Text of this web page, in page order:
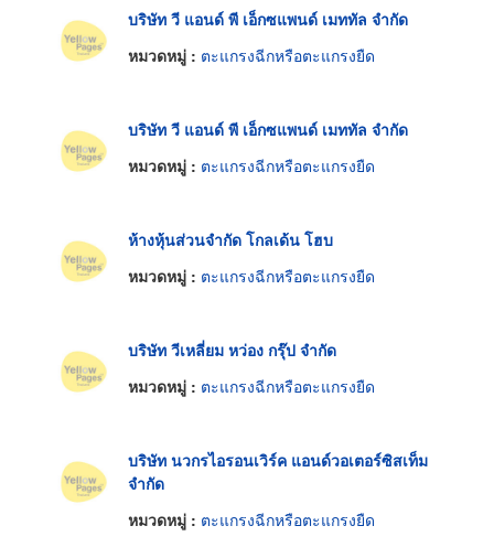
บริษัท วี แอนด์ พี เอ็กซแพนด์ เมททัล จำกัด
หมวดหมู่ : ตะแกรงฉีกหรือตะแกรงยืด
บริษัท วี แอนด์ พี เอ็กซแพนด์ เมททัล จำกัด
หมวดหมู่ : ตะแกรงฉีกหรือตะแกรงยืด
ห้างหุ้นส่วนจำกัด โกลเด้น โฮบ
หมวดหมู่ : ตะแกรงฉีกหรือตะแกรงยืด
บริษัท วีเหลี่ยม หว่อง กรุ๊ป จำกัด
หมวดหมู่ : ตะแกรงฉีกหรือตะแกรงยืด
บริษัท นวกรไอรอนเวิร์ค แอนด์วอเตอร์ซิสเท็ม
จำกัด
หมวดหมู่ : ตะแกรงฉีกหรือตะแกรงยืด